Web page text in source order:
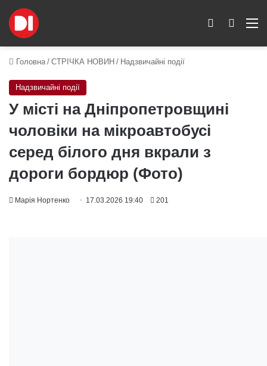
Пошук
Switch skin
Головна / СТРІЧКА НОВИН / Надзвичайні події
Надзвичайні події
У місті на Дніпропетровщині
чоловіки на мікроавтобусі
серед білого дня вкрали з
дороги бордюр (Фото)
Марія Нортенко 17.03.2026 19:40 201